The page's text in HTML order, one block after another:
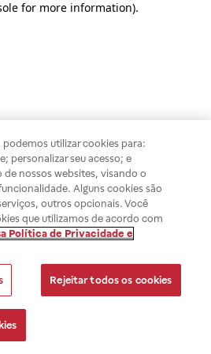
for more information).
podemos utilizar cookies para:
personalizar seu acesso; e
nossos websites, visando o
Alguns cookies são
outros opcionais. Você
que utilizamos de acordo com
Política de Privacidade e
Rejeitar todos os cookies